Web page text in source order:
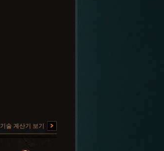
기술 계산기 보기